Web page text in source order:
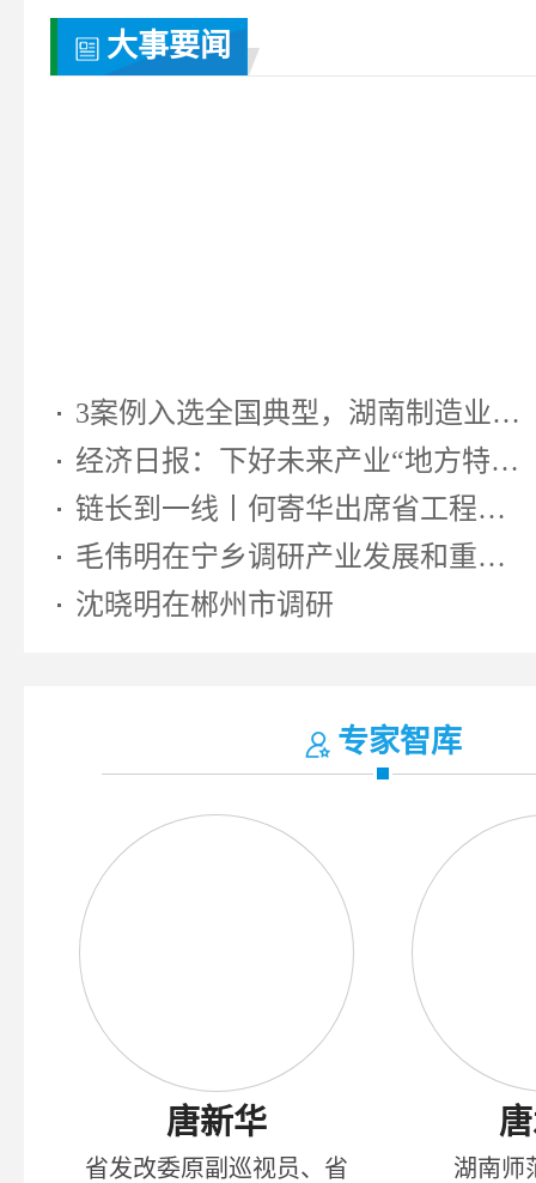
大事要闻
3案例入选全国典型，湖南制造业靠...
经济日报：下好未来产业“地方特色...
链长到一线丨何寄华出席省工程机...
毛伟明在宁乡调研产业发展和重大...
沈晓明在郴州市调研
专家智库
唐新华
省发改委原副巡视员、省
湖南师